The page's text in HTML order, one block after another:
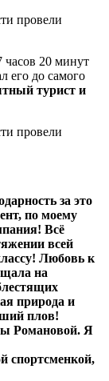
часов 20 минут
его до самого
турист и
за это
по моему
Всё
всей
Любовь к
на
природа и
плов!
Романовой. Я
спортсменкой,